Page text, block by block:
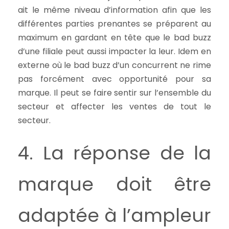
ait le même niveau d’information afin que les
différentes parties prenantes se préparent au
maximum en gardant en tête que le bad buzz
d’une filiale peut aussi impacter la leur. Idem en
externe où le bad buzz d’un concurrent ne rime
pas forcément avec opportunité pour sa
marque. Il peut se faire sentir sur l’ensemble du
secteur et affecter les ventes de tout le
secteur.
4. La réponse de la
marque doit être
adaptée à l’ampleur